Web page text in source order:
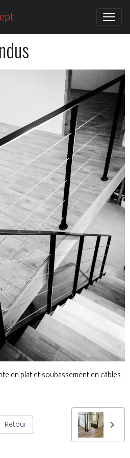
en plat et soubassement en câbles
Retour